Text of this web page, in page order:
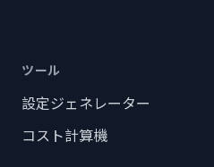
ツール
設定ジェネレーター
コスト計算機